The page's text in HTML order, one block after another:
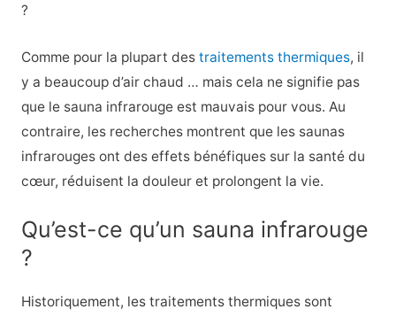
?
Comme pour la plupart des traitements thermiques, il
y a beaucoup d’air chaud … mais cela ne signifie pas
que le sauna infrarouge est mauvais pour vous. Au
contraire, les recherches montrent que les saunas
infrarouges ont des effets bénéfiques sur la santé du
cœur, réduisent la douleur et prolongent la vie.
Qu’est-ce qu’un sauna infrarouge
?
Historiquement, les traitements thermiques sont